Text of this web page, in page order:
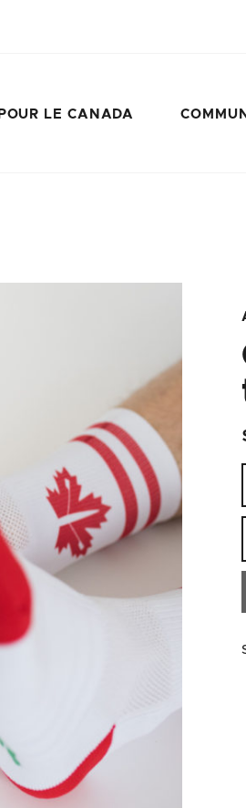
LE CANADA